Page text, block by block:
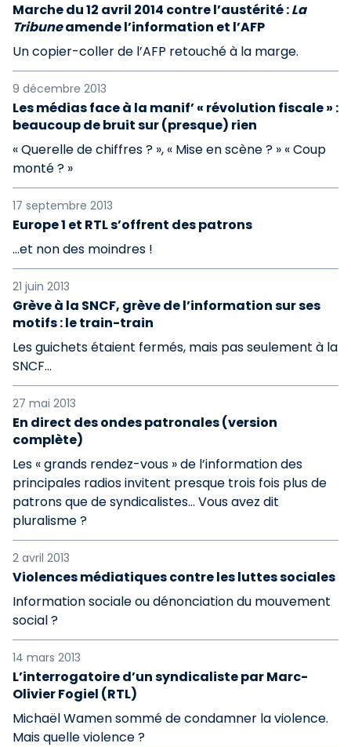
Marche du 12 avril 2014 contre l’austérité :La
Tribuneamende l’information et l’AFP
Un copier-coller de l’AFP retouché à la marge.
9 décembre 2013
Les médias face à la manif’ « révolution fiscale » :
beaucoup de bruit sur (presque) rien
« Querelle de chiffres ? », « Mise en scène ? » « Coup
monté ? »
17 septembre 2013
Europe 1 et RTL s’offrent des patrons
…et non des moindres !
21 juin 2013
Grève à la SNCF, grève de l’information sur ses
motifs : le train-train
Les guichets étaient fermés, mais pas seulement à la
SNCF...
27 mai 2013
En direct des ondes patronales (version
complète)
Les « grands rendez-vous » de l’information des
principales radios invitent presque trois fois plus de
patrons que de syndicalistes… Vous avez dit
pluralisme ?
2 avril 2013
Violences médiatiques contre les luttes sociales
Information sociale ou dénonciation du mouvement
social ?
14 mars 2013
L’interrogatoire d’un syndicaliste par Marc-
Olivier Fogiel (RTL)
Michaël Wamen sommé de condamner la violence.
Mais quelle violence ?